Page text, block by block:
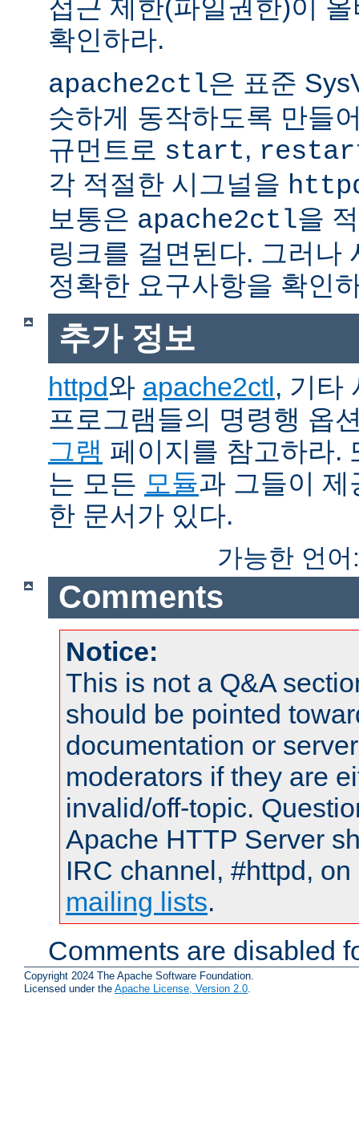
접근 제한(파일권한)이
확인하라.
apache2ctl은 표준
슷하게 동작하도록 만들
규먼트로 start,
각 적절한 시그널을
보통은 apache2ctl을
링크를 걸면된다. 그러나
정확한 요구사항을 확인
추가 정보
httpd와 apache2ctl, 기타
프로그램들의 명령행 옵
그램 페이지를 참고하라.
는 모든 모듈과 그들이
한 문서가 있다.
가능한 언
Comments
Notice:
This is not a Q&A
should be pointed
documentation or
moderators if they are
invalid/off-topic.
Apache HTTP Server
IRC channel, #httpd,
mailing lists.
Comments are disabled
Copyright 2024 The Apache Software Foundation.
Licensed under the Apache License, Version 2.0